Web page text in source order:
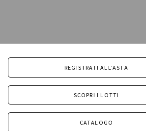
REGISTRATI ALL'ASTA
SCOPRI I LOTTI
CATALOGO